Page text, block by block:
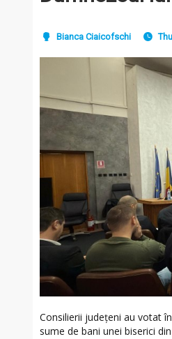
Bianca Ciaicofschi
Consilierii județeni au votat
sume de bani unei biserici